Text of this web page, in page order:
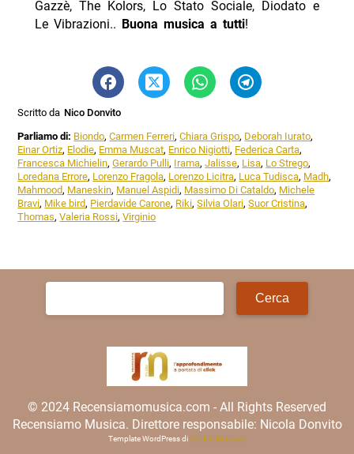
Gazzè, The Kolors, Lo Stato Sociale, Diodato e
Le Vibrazioni.. Buona musica a tutti!
Scritto da Nico Donvito
Parliamo di: Biondo,Carmen Ferreri,Chiara Grispo, Deborah Iurato,
Einar Ortiz, Elodie, Emma Muscat, Enrico Nigiotti, Federica Carta,
Francesca Michielin,Gerardo Pulli, Irama,Jalisse, Lisa, Lo Strego,
Loredana Errore, Lorenzo Fragola, Lorenzo Licitra, Luca Tudisca, Madh,
Mahmood, Maneskin, Manuel Aspidi, Massimo Di Cataldo, Michele
Bravi, Mike bird, Pierdavide Carone, Riki,Silvia Olari,Suor Cristina,
Thomas,Valeria Rossi,Virginio
Ricerca
© 2024 Recensiamomusica.com - All Rights Reserved
Recensiamo Musica. Direttore responsabile: Nicola Donvito
Template WordPress di Matteo Morreale